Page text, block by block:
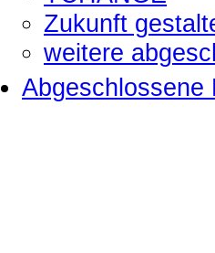
Zukunft
weitere
Abgeschlossene